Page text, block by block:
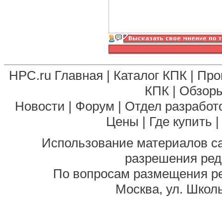
HPC.ru Главная | Каталог КПК |
КПК |
Новости | Форум | Отдел
Цены | Где купить |
Использование материалов
разрешения
По вопросам размещения
Москва, ул.